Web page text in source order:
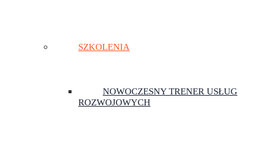
SZKOLENIA
NOWOCZESNY TRENER USŁUG
ROZWOJOWYCH